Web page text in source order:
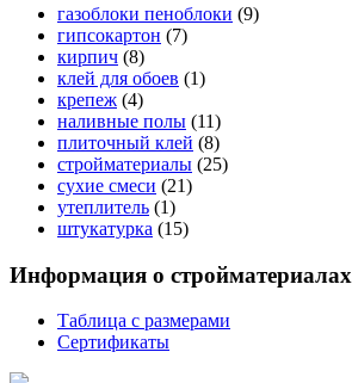
газоблоки пеноблоки (9)
гипсокартон (7)
кирпич (8)
клей для обоев (1)
крепеж (4)
наливные полы (11)
плиточный клей (8)
стройматериалы (25)
сухие смеси (21)
утеплитель (1)
штукатурка (15)
Информация о стройматериалах
Таблица с размерами
Сертификаты